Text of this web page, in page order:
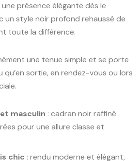
présence élégante dès le
un style noir profond rehaussé de
toute la différence.
une tenue simple et se porte
qu’en sortie, en rendez-vous ou lors
masculin : cadran noir raffiné
pour une allure classe et
chic : rendu moderne et élégant,